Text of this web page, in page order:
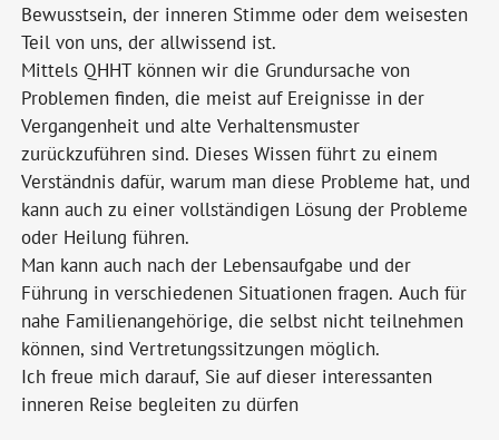
Bewusstsein, der inneren Stimme oder dem weisesten
Teil von uns, der allwissend ist.
Mittels QHHT können wir die Grundursache von
Problemen finden, die meist auf Ereignisse in der
Vergangenheit und alte Verhaltensmuster
zurückzuführen sind. Dieses Wissen führt zu einem
Verständnis dafür, warum man diese Probleme hat, und
kann auch zu einer vollständigen Lösung der Probleme
oder Heilung führen.
Man kann auch nach der Lebensaufgabe und der
Führung in verschiedenen Situationen fragen. Auch für
nahe Familienangehörige, die selbst nicht teilnehmen
können, sind Vertretungssitzungen möglich.
Ich freue mich darauf, Sie auf dieser interessanten
inneren Reise begleiten zu dürfen